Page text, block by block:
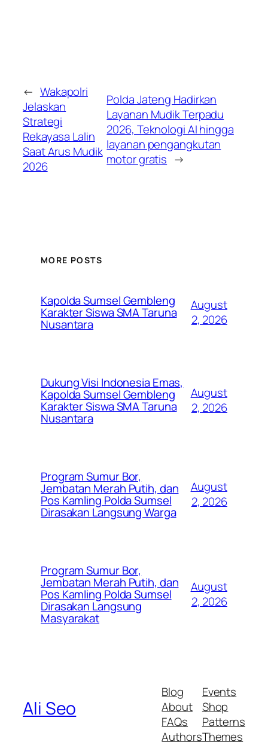
← Wakapolri
Jelaskan
Strategi
Rekayasa Lalin
Saat Arus Mudik
2026
Polda Jateng Hadirkan
Layanan Mudik Terpadu
2026, Teknologi AI hingga
layanan pengangkutan
motor gratis →
MORE POSTS
Kapolda Sumsel Gembleng
Karakter Siswa SMA Taruna
Nusantara
August
2, 2026
Dukung Visi Indonesia Emas,
Kapolda Sumsel Gembleng
Karakter Siswa SMA Taruna
Nusantara
August
2, 2026
Program Sumur Bor,
Jembatan Merah Putih, dan
Pos Kamling Polda Sumsel
Dirasakan Langsung Warga
August
2, 2026
Program Sumur Bor,
Jembatan Merah Putih, dan
Pos Kamling Polda Sumsel
Dirasakan Langsung
Masyarakat
August
2, 2026
Ali Seo
Blog
About
FAQs
Authors
Events
Shop
Patterns
Themes